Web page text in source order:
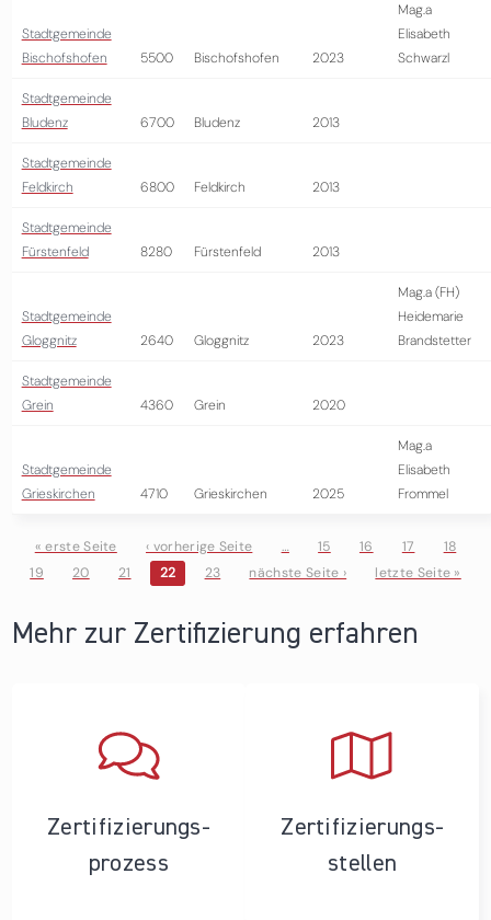
Stadtgemeinde
Bischofshofen
5500 Bischofshofen 2023
Mag.a
Elisabeth
Schwarzl
Stadtgemeinde
Bludenz
6700 Bludenz 2013
Stadtgemeinde
Feldkirch
6800 Feldkirch 2013
Stadtgemeinde
Fürstenfeld
8280 Fürstenfeld 2013
Stadtgemeinde
Gloggnitz
2640 Gloggnitz 2023
Mag.a (FH)
Heidemarie
Brandstetter
Stadtgemeinde
Grein
4360 Grein 2020
Stadtgemeinde
Grieskirchen
4710 Grieskirchen 2025
Mag.a
Elisabeth
Frommel
Seiten
« erste Seite ‹ vorherige Seite … 15 16 17
18
19
20 21 22 23 nächste Seite › letzte Seite »
Mehr zur Zertifizierung erfahren
Zertifizierungs­
prozess
Zertifizierungs­
stellen